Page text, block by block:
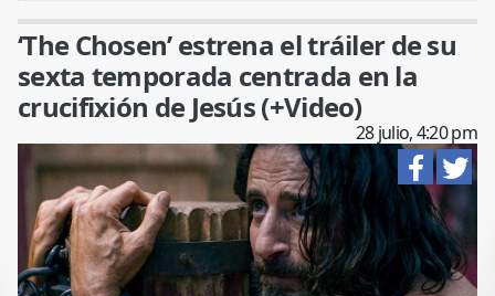
‘The Chosen’ estrena el tráiler de su
sexta temporada centrada en la
crucifixión de Jesús (+Video)
28 julio, 4:20 pm